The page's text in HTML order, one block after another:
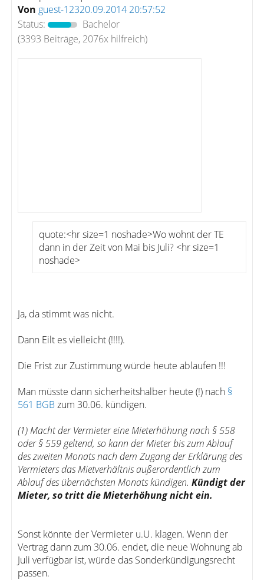
Von guest-12320.09.2014 20:57:52
Status:
Bachelor
(3393 Beiträge, 2076x hilfreich)
quote:<hr size=1 noshade>Wo wohnt der TE
dann in der Zeit von Mai bis Juli? <hr size=1
noshade>
Ja, da stimmt was nicht.
Dann Eilt es vielleicht (!!!!).
Die Frist zur Zustimmung würde heute ablaufen !!!
Man müsste dann sicherheitshalber heute (!) nach §
561 BGBzum 30.06. kündigen.
(1) Macht der Vermieter eine Mieterhöhung nach § 558
oder § 559 geltend, so kann der Mieter bis zum Ablauf
des zweiten Monats nach dem Zugang der Erklärung des
Vermieters das Mietverhältnis außerordentlich zum
Ablauf des übernächsten Monats kündigen. Kündigt der
Mieter, so tritt die Mieterhöhung nicht ein.
Sonst könnte der Vermieter u.U. klagen. Wenn der
Vertrag dann zum 30.06. endet, die neue Wohnung ab
Juli verfügbar ist, würde das Sonderkündigungsrecht
passen.